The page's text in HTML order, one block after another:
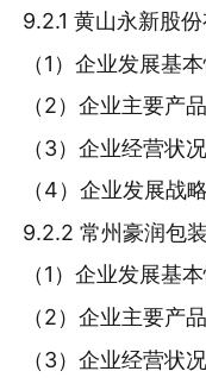
9.2.1 黄山永新股
（1）企业发展基
（2）企业主要产
（3）企业经营状
（4）企业发展战
9.2.2 常州豪润包
（1）企业发展基
（2）企业主要产
（3）企业经营状